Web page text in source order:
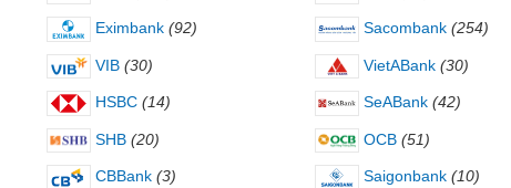
Eximbank (92) Sacombank (254)
VIB (30) VietABank (30)
HSBC (14) SeABank (42)
SHB (20) OCB (51)
CBBank (3) Saigonbank (10)